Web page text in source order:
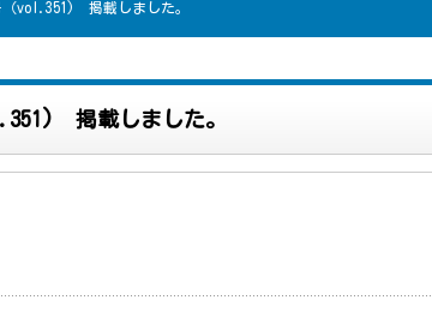
（vol.351) 掲載しました。
掲載しました。